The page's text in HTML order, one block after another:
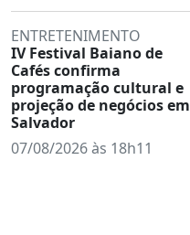
ENTRETENIMENTO
IV Festival Baiano de
Cafés confirma
programação cultural e
projeção de negócios em
Salvador
07/08/2026 às 18h11